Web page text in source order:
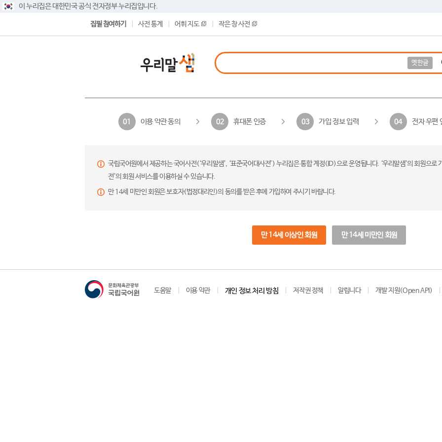
이 누리집은 대한민국 공식 전자정부 누리집입니다.
집필 참여하기 사전 통계 어휘 지도 작은 창 사전
옛한글
01 이용 약관 동의 02 휴대폰 인증 03 가입 정보 입력 04 전자 우편
국립국어원에서 제공하는 국어사전(‘우리말샘’, ‘표준국어대사전’) 누리집은 통합 계정(ID)으로 운영됩니다. ‘우리말샘’의 회원으
전’의 회원 서비스를 이용하실 수 있습니다.
만 14세 미만인 회원은 보호자(법정대리인)의 동의를 받은 후에 가입하여 주시기 바랍니다.
만 14세 이상인 회원 만 14세 미만인 회원
도움말 이용 약관 개인 정보 처리 방침 저작권 정책 알립니다 개발 지원(Open API)